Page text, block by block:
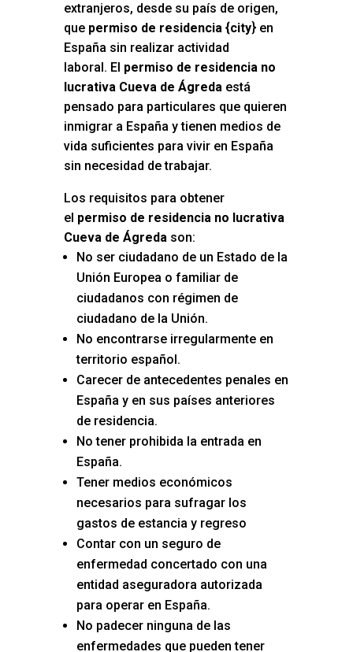
extranjeros, desde su país de origen,
que permiso de residencia {city} en
España sin realizar actividad
laboral. El permiso de residencia no
lucrativa Cueva de Ágredaestá
pensado para particulares que quieren
inmigrar a España y tienen medios de
vida suficientes para vivir en España
sin necesidad de trabajar.
Los requisitos para obtener
el permiso de residencia no lucrativa
Cueva de Ágredason:
No ser ciudadano de un Estado de la
Unión Europea o familiar de
ciudadanos con régimen de
ciudadano de la Unión.
No encontrarse irregularmente en
territorio español.
Carecer de antecedentes penales en
España y en sus países anteriores
de residencia.
No tener prohibida la entrada en
España.
Tener medios económicos
necesarios para sufragar los
gastos de estancia y regreso
Contar con un seguro de
enfermedad concertado con una
entidad aseguradora autorizada
para operar en España.
No padecer ninguna de las
enfermedades que pueden tener